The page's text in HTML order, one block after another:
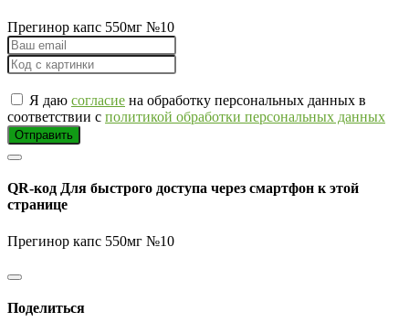
Прегинор капс 550мг №10
Я даю согласие на обработку персональных данных в
соответствии с политикой обработки персональных данных
Отправить
QR-код Для быстрого доступа через смартфон к этой
странице
Прегинор капс 550мг №10
Поделиться